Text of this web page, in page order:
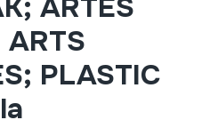
ARTES
ARTS
PLASTIC